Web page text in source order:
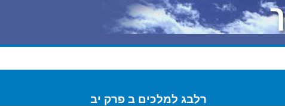
רלבג למלכים ב פרק יב